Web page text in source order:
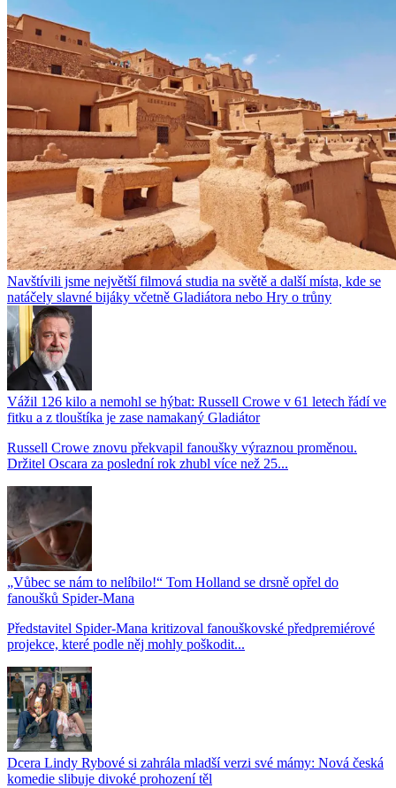
Navštívili jsme největší filmová studia na světě a další místa, kde se
natáčely slavné bijáky včetně Gladiátora nebo Hry o trůny
Vážil 126 kilo a nemohl se hýbat: Russell Crowe v 61 letech řádí ve
fitku a z tlouštíka je zase namakaný Gladiátor
Russell Crowe znovu překvapil fanoušky výraznou proměnou.
Držitel Oscara za poslední rok zhubl více než 25...
„Vůbec se nám to nelíbilo!“ Tom Holland se drsně opřel do
fanoušků Spider-Mana
Představitel Spider-Mana kritizoval fanouškovské předpremiérové
projekce, které podle něj mohly poškodit...
Dcera Lindy Rybové si zahrála mladší verzi své mámy: Nová česká
komedie slibuje divoké prohození těl